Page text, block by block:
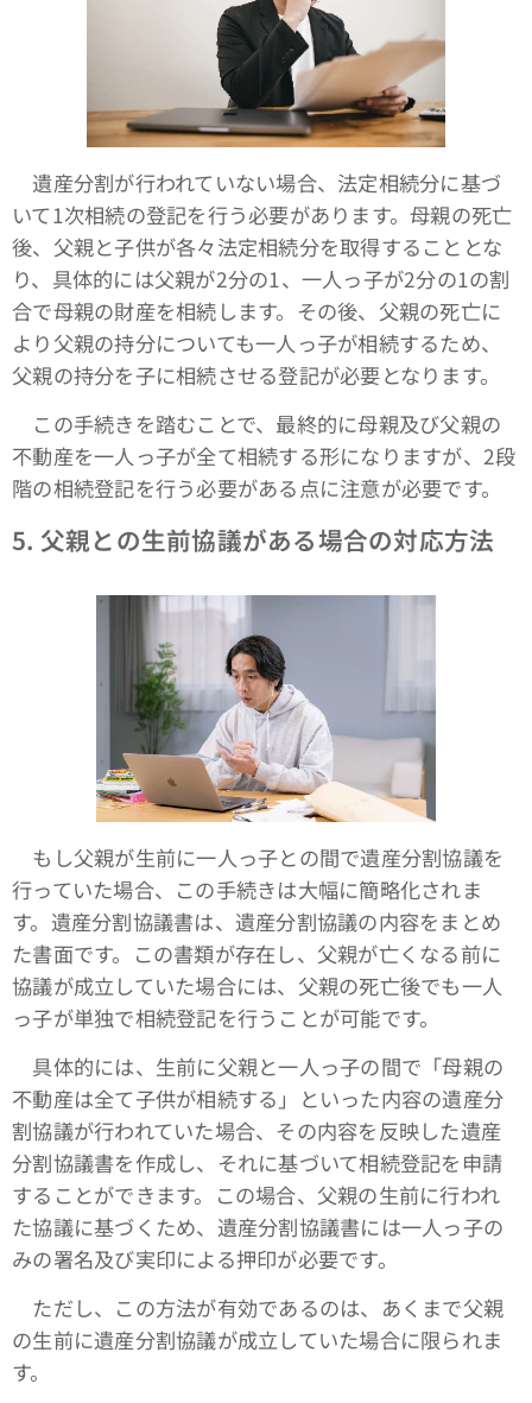
遺産分割が行われていない場合、法定相続分に基づ
いて1次相続の登記を行う必要があります。母親の死亡
後、父親と子供が各々法定相続分を取得することとな
り、具体的には父親が2分の1、一人っ子が2分の1の割
合で母親の財産を相続します。その後、父親の死亡に
より父親の持分についても一人っ子が相続するため、
父親の持分を子に相続させる登記が必要となります。
この手続きを踏むことで、最終的に母親及び父親の
不動産を一人っ子が全て相続する形になりますが、2段
階の相続登記を行う必要がある点に注意が必要です。
5. 父親との生前協議がある場合の対応方法
もし父親が生前に一人っ子との間で遺産分割協議を
行っていた場合、この手続きは大幅に簡略化されま
す。遺産分割協議書は、遺産分割協議の内容をまとめ
た書面です。この書類が存在し、父親が亡くなる前に
協議が成立していた場合には、父親の死亡後でも一人
っ子が単独で相続登記を行うことが可能です。
具体的には、生前に父親と一人っ子の間で「母親の
不動産は全て子供が相続する」といった内容の遺産分
割協議が行われていた場合、その内容を反映した遺産
分割協議書を作成し、それに基づいて相続登記を申請
することができます。この場合、父親の生前に行われ
た協議に基づくため、遺産分割協議書には一人っ子の
みの署名及び実印による押印が必要です。
ただし、この方法が有効であるのは、あくまで父親
の生前に遺産分割協議が成立していた場合に限られま
す。